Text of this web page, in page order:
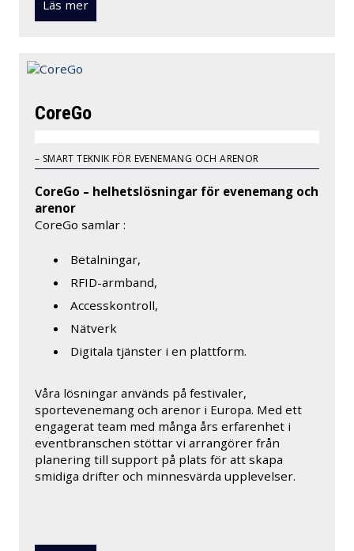
Läs mer
CoreGo
– SMART TEKNIK FÖR EVENEMANG OCH ARENOR
CoreGo – helhetslösningar för evenemang och
arenor
CoreGo samlar :
Betalningar,
RFID-armband,
Accesskontroll,
Nätverk
Digitala tjänster i en plattform.
Våra lösningar används på festivaler,
sportevenemang och arenor i Europa. Med ett
engagerat team med många års erfarenhet i
eventbranschen stöttar vi arrangörer från
planering till support på plats för att skapa
smidiga drifter och minnesvärda upplevelser.